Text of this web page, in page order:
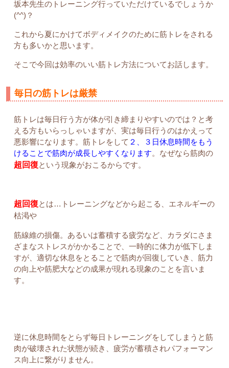
坂本先生のトレーニング行っていただけているでしょうか
(^^)？
これから夏にかけてボディメイクのために筋トレをされる
方も多いかと思います。
そこで今回は効率のいい筋トレ方法についてお話します。
毎日の筋トレは厳禁
筋トレは毎日行う方が体が引き締まりやすいのでは？と考
える方もいらっしゃいますが、実は毎日行うのはかえって
悪影響になります。筋トレをして ２、３日休息時間をもう
けることで筋肉が成長しやすくなります。なぜなら筋肉の
超回復という現象がおこるからです。
超回復とは…トレーニングなどから起こる、エネルギーの
枯渇や
筋線維の損傷。あるいは蓄積する疲労など、カラダにさま
ざまなストレスがかかることで、一時的に体力が低下しま
すが、適切な休息をとることで筋肉が回復していき、筋力
の向上や筋肥大などの成果が現れる現象のことを言いま
す。
逆に休息時間をとらず毎日トレーニングをしてしまうと筋
肉が破壊された状態が続き、疲労が蓄積されパフォーマン
ス向上に繋がりません。